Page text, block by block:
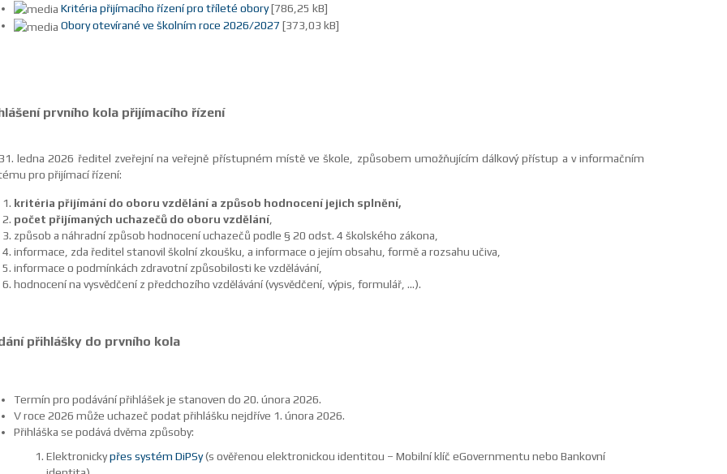
Kritéria přijímacího řízení pro tříleté obory[786,25 kB]
Obory otevírané ve školním roce 2026/2027 [373,03 kB]
prvního kola přijímacího řízení
ledna 2026 ředitel zveřejní na veřejně přístupném místě ve škole, způsobem umožňujícím dálkový přístup a v informačním
pro přijímací řízení:
kritéria přijímání do oboru vzdělání a způsob hodnocení jejich splnění,
počet přijímaných uchazečů do oboru vzdělání,
způsob a náhradní způsob hodnocení uchazečů podle § 20 odst. 4 školského zákona,
informace, zda ředitel stanovil školní zkoušku, a informace o jejím obsahu, formě a rozsahu učiva,
informace o podmínkách zdravotní způsobilosti ke vzdělávání,
hodnocení na vysvědčení z předchozího vzdělávání (vysvědčení, výpis, formulář, …).
přihlášky do prvního kola
Termín pro podávání přihlášek je stanoven do 20. února 2026.
V roce 2026 může uchazeč podat přihlášku nejdříve 1. února 2026.
Přihláška se podává dvěma způsoby:
Elektronickypřes systém DiPSy(s ověřenou elektronickou identitou – Mobilní klíč eGovernmentu nebo Bankovní